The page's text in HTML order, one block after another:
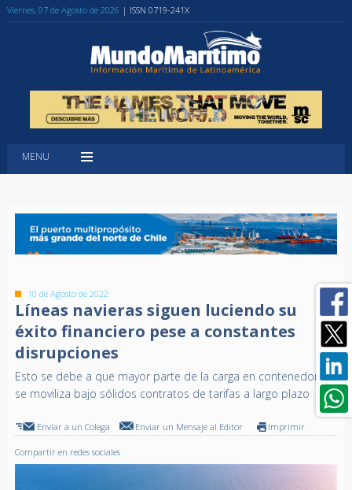
Viernes, 07 de Agosto de 2026 | ISSN 0719-241X
MENU
10 de Agosto de 2022
Líneas navieras siguen luciendo su
éxito financiero pese a constantes
disrupciones
Esto se debe a que mayor parte de la carga en contenedores
se moviliza bajo sólidos contratos de tarifas a largo plazo
Enviar a un Colega Enviar un Mensaje al Editor Imprimir
Compartir en redes sociales